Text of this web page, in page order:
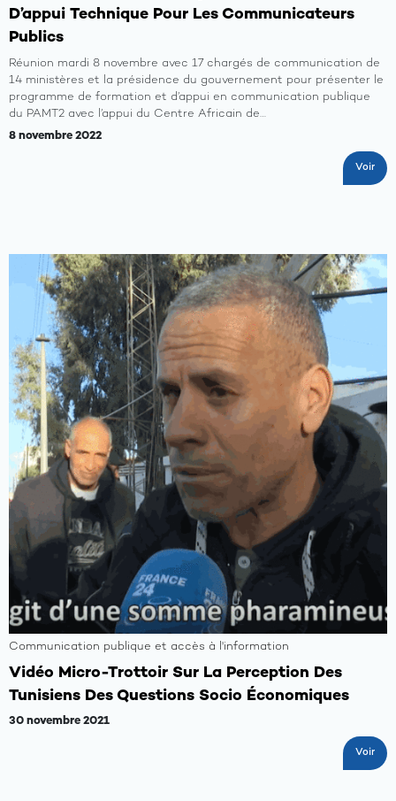
D’appui Technique Pour Les Communicateurs
Publics
Réunion mardi 8 novembre avec 17 chargés de communication de
14 ministères et la présidence du gouvernement pour présenter le
programme de formation et d’appui en communication publique
du PAMT2 avec l’appui du Centre Africain de…
8 novembre 2022
Voir
Communication publique et accès à l'information
Vidéo Micro-Trottoir Sur La Perception Des
Tunisiens Des Questions Socio Économiques
30 novembre 2021
Voir